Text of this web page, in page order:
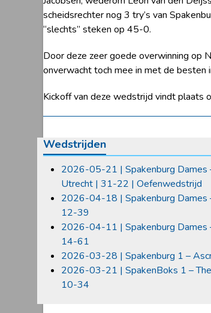
scheidsrechter nog 3 try’s van
“slechts” steken op 45-0.
Door deze zeer goede overwinning op
onverwacht toch mee in met de besten
Kickoff van deze wedstrijd vindt plaats
Wedstrijden
2026-05-21 | Spakenburg Dames
Utrecht | 31-22 | Oefenwedstrijd
2026-04-18 | Spakenburg Dames
12-39
2026-04-11 | Spakenburg Dames
14-61
2026-03-28 | Spakenburg 1 –
2026-03-21 | SpakenBoks 1 –
10-34